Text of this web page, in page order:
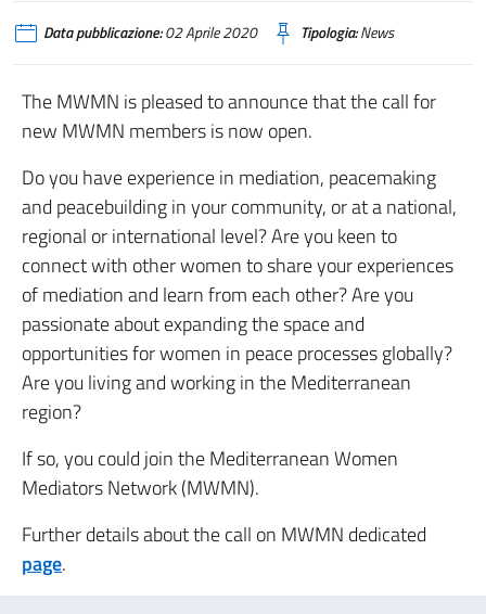
Data pubblicazione:02 Aprile 2020 Tipologia:News
The MWMN is pleased to announce that the call for
new MWMN members is now open.
Do you have experience in mediation, peacemaking
and peacebuilding in your community, or at a national,
regional or international level? Are you keen to
connect with other women to share your experiences
of mediation and learn from each other? Are you
passionate about expanding the space and
opportunities for women in peace processes globally?
Are you living and working in the Mediterranean
region?
If so, you could join the Mediterranean Women
Mediators Network (MWMN).
Further details about the call on MWMN dedicated
page.